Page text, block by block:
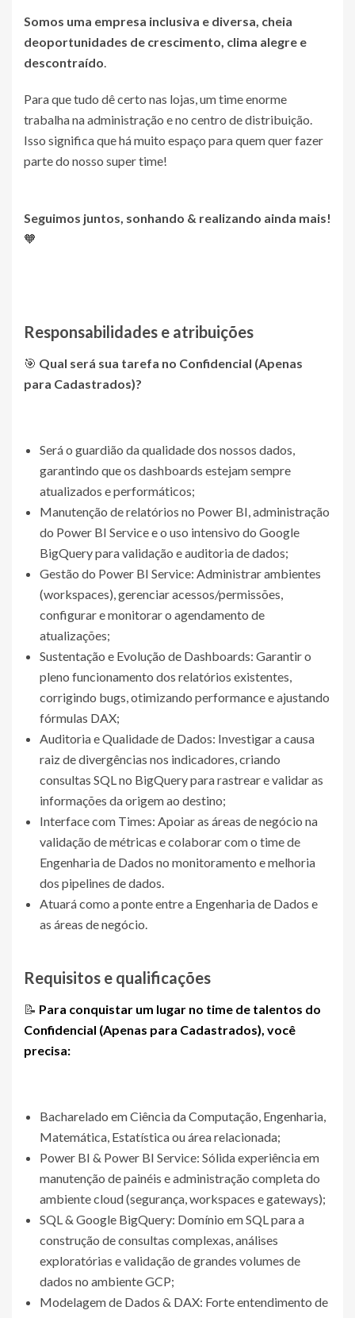
Somos uma empresa inclusiva e diversa, cheia
deoportunidades de crescimento, clima alegre e
descontraído.
Para que tudo dê certo nas lojas, um time enorme
trabalha na administração e no centro de distribuição.
Isso significa que há muito espaço para quem quer fazer
parte do nosso super time!
Seguimos juntos, sonhando & realizando ainda mais!
🧡
Responsabilidades e atribuições
🎯 Qual será sua tarefa no Confidencial (Apenas
para Cadastrados)?
Será o guardião da qualidade dos nossos dados,
garantindo que os dashboards estejam sempre
atualizados e performáticos;
Manutenção de relatórios no Power BI, administração
do Power BI Service e o uso intensivo do Google
BigQuery para validação e auditoria de dados;
Gestão do Power BI Service: Administrar ambientes
(workspaces), gerenciar acessos/permissões,
configurar e monitorar o agendamento de
atualizações;
Sustentação e Evolução de Dashboards: Garantir o
pleno funcionamento dos relatórios existentes,
corrigindo bugs, otimizando performance e ajustando
fórmulas DAX;
Auditoria e Qualidade de Dados: Investigar a causa
raiz de divergências nos indicadores, criando
consultas SQL no BigQuery para rastrear e validar as
informações da origem ao destino;
Interface com Times: Apoiar as áreas de negócio na
validação de métricas e colaborar com o time de
Engenharia de Dados no monitoramento e melhoria
dos pipelines de dados.
Atuará como a ponte entre a Engenharia de Dados e
as áreas de negócio.
Requisitos e qualificações
📝 Para conquistar um lugar no time de talentos do
Confidencial (Apenas para Cadastrados), você
precisa:
Bacharelado em Ciência da Computação, Engenharia,
Matemática, Estatística ou área relacionada;
Power BI & Power BI Service: Sólida experiência em
manutenção de painéis e administração completa do
ambiente cloud (segurança, workspaces e gateways);
SQL & Google BigQuery: Domínio em SQL para a
construção de consultas complexas, análises
exploratórias e validação de grandes volumes de
dados no ambiente GCP;
Modelagem de Dados & DAX: Forte entendimento de